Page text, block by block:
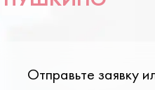
Отправьте заявку